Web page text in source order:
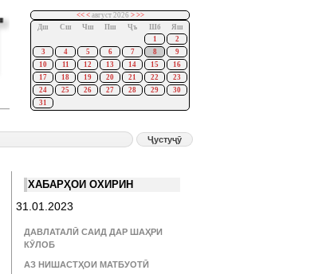
<< <август 2026 > >>
Дш
Сш Чш Пш Ҷъ Шб
Яш
1
2
3
4 5 6 7 8
9
10
11 12 13 14 15
16
17
18 19 20 21 22
23
24
25 26 27 28 29
30
31
ХАБАРҲОИ ОХИРИН
31.01.2023
ДАВЛАТАЛӢ САИД ДАР ШАҲРИ
КӮЛОБ
АЗ НИШАСТҲОИ МАТБУОТӢ